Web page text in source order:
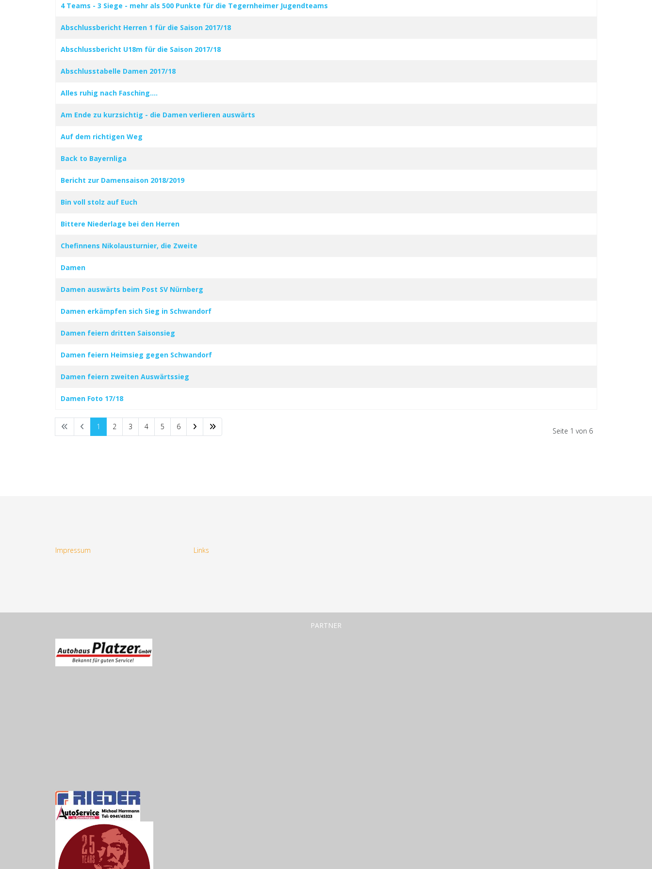
4 Teams - 3 Siege - mehr als 500 Punkte für die Tegernheimer Jugendteams
Abschlussbericht Herren 1 für die Saison 2017/18
Abschlussbericht U18m für die Saison 2017/18
Abschlusstabelle Damen 2017/18
Alles ruhig nach Fasching….
Am Ende zu kurzsichtig - die Damen verlieren auswärts
Auf dem richtigen Weg
Back to Bayernliga
Bericht zur Damensaison 2018/2019
Bin voll stolz auf Euch
Bittere Niederlage bei den Herren
Chefinnens Nikolausturnier, die Zweite
Damen
Damen auswärts beim Post SV Nürnberg
Damen erkämpfen sich Sieg in Schwandorf
Damen feiern dritten Saisonsieg
Damen feiern Heimsieg gegen Schwandorf
Damen feiern zweiten Auswärtssieg
Damen Foto 17/18
Seite 1 von 6
1 2 3 4 5 6
Impressum Links
PARTNER